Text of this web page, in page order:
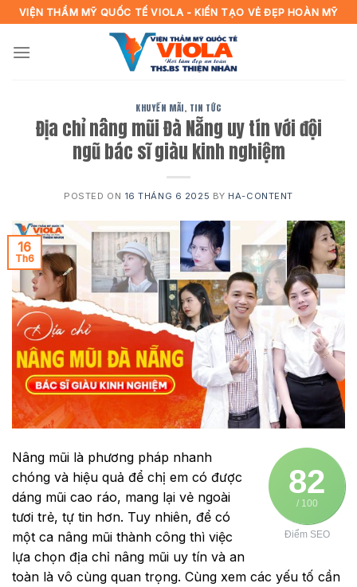
Skip
to
content
VIỆN THẨM MỸ QUỐC TẾ VIOLA - KIẾN TẠO VẺ ĐẸP HOÀN MỸ
KHUYẾN MÃI, TIN TỨC
Địa chỉ nâng mũi Đà Nẵng uy tín với đội
ngũ bác sĩ giàu kinh nghiệm
POSTED ON 16 THÁNG 6 2025 BY HA-CONTENT
16
Th6
82
/ 100
Điểm SEO
Nâng mũi là phương pháp nhanh
chóng và hiệu quả để chị em có được
dáng mũi cao ráo, mang lại vẻ ngoài
tươi trẻ, tự tin hơn. Tuy nhiên, để có
một ca nâng mũi thành công thì việc
lựa chọn địa chỉ nâng mũi uy tín và an
toàn là vô cùng quan trọng. Cùng xem các yếu tố cần